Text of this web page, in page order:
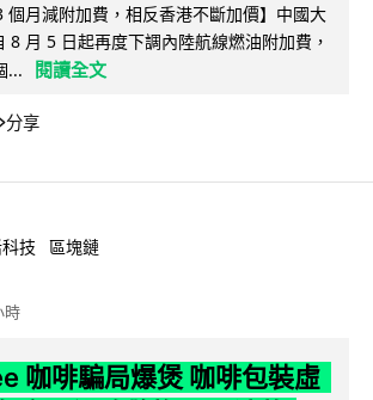
個月減附加費，相反香港不斷加價】中國大
8 月 5 日起再度下調內陸航線燃油附加費，
...
閱讀全文
分享
技 區塊鏈
時
咖啡騙局爆煲 咖啡包裝虛